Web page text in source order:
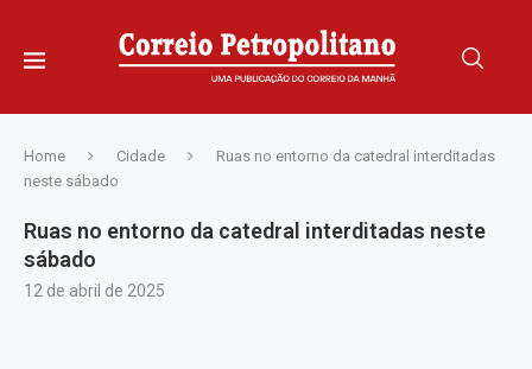
Home Cidade
Ruas no entorno da catedral interditadas
neste sábado
Ruas no entorno da catedral interditadas neste
sábado
12 de abril de 2025